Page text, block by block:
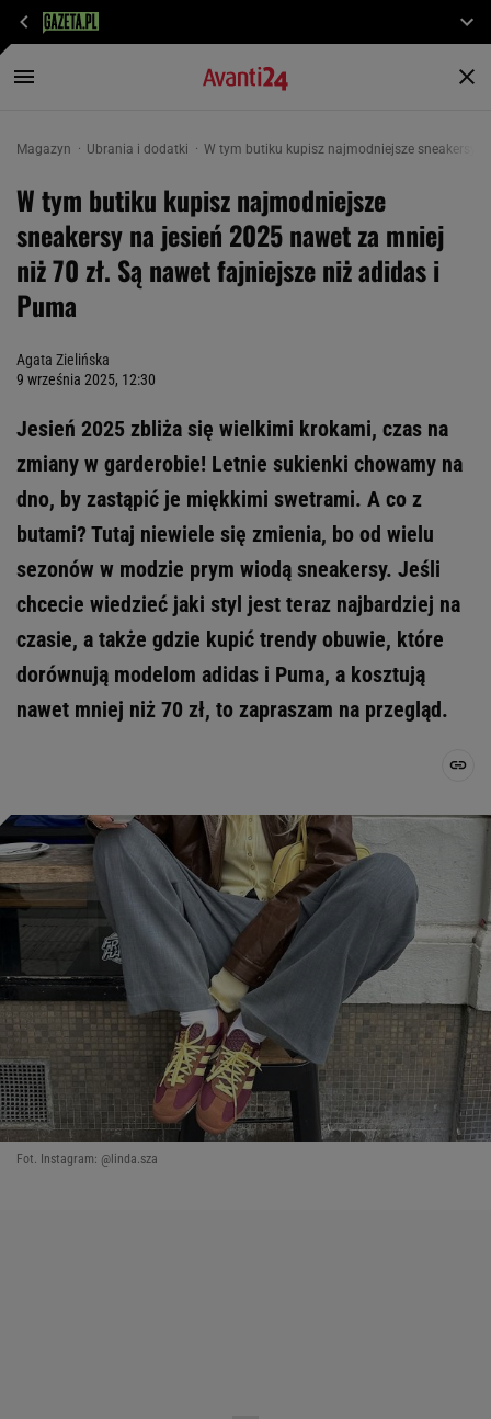
Magazyn Ubrania i dodatki W tym butiku kupisz najmodniejsze sneakersy
W tym butiku kupisz najmodniejsze
sneakersy na jesień 2025 nawet za mniej
niż 70 zł. Są nawet fajniejsze niż adidas i
Puma
Agata Zielińska
9 września 2025, 12:30
Jesień 2025 zbliża się wielkimi krokami, czas na
zmiany w garderobie! Letnie sukienki chowamy na
dno, by zastąpić je miękkimi swetrami. A co z
butami? Tutaj niewiele się zmienia, bo od wielu
sezonów w modzie prym wiodą sneakersy. Jeśli
chcecie wiedzieć jaki styl jest teraz najbardziej na
czasie, a także gdzie kupić trendy obuwie, które
dorównują modelom adidas i Puma, a kosztują
nawet mniej niż 70 zł, to zapraszam na przegląd.
Fot. Instagram: @linda.sza